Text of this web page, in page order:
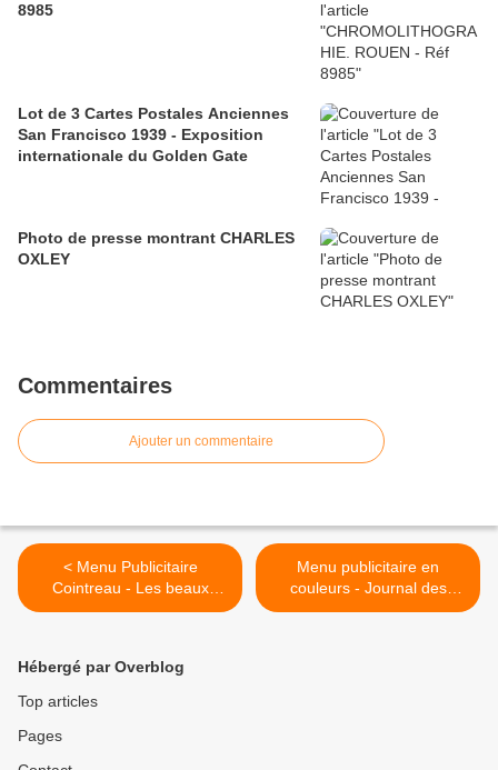
8985
Lot de 3 Cartes Postales Anciennes
San Francisco 1939 - Exposition
internationale du Golden Gate
Photo de presse montrant CHARLES
OXLEY
Commentaires
Ajouter un commentaire
< Menu Publicitaire
Cointreau - Les beaux
châteaux d'Anjou
Menu publicitaire en
couleurs - Journal des
Demoiselles. >
Hébergé par Overblog
Top articles
Pages